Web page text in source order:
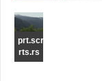
prt.scr
rts.rs